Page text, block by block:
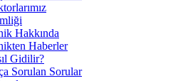
Hakkında
Haberler
Gidilir?
Sorulan Sorular